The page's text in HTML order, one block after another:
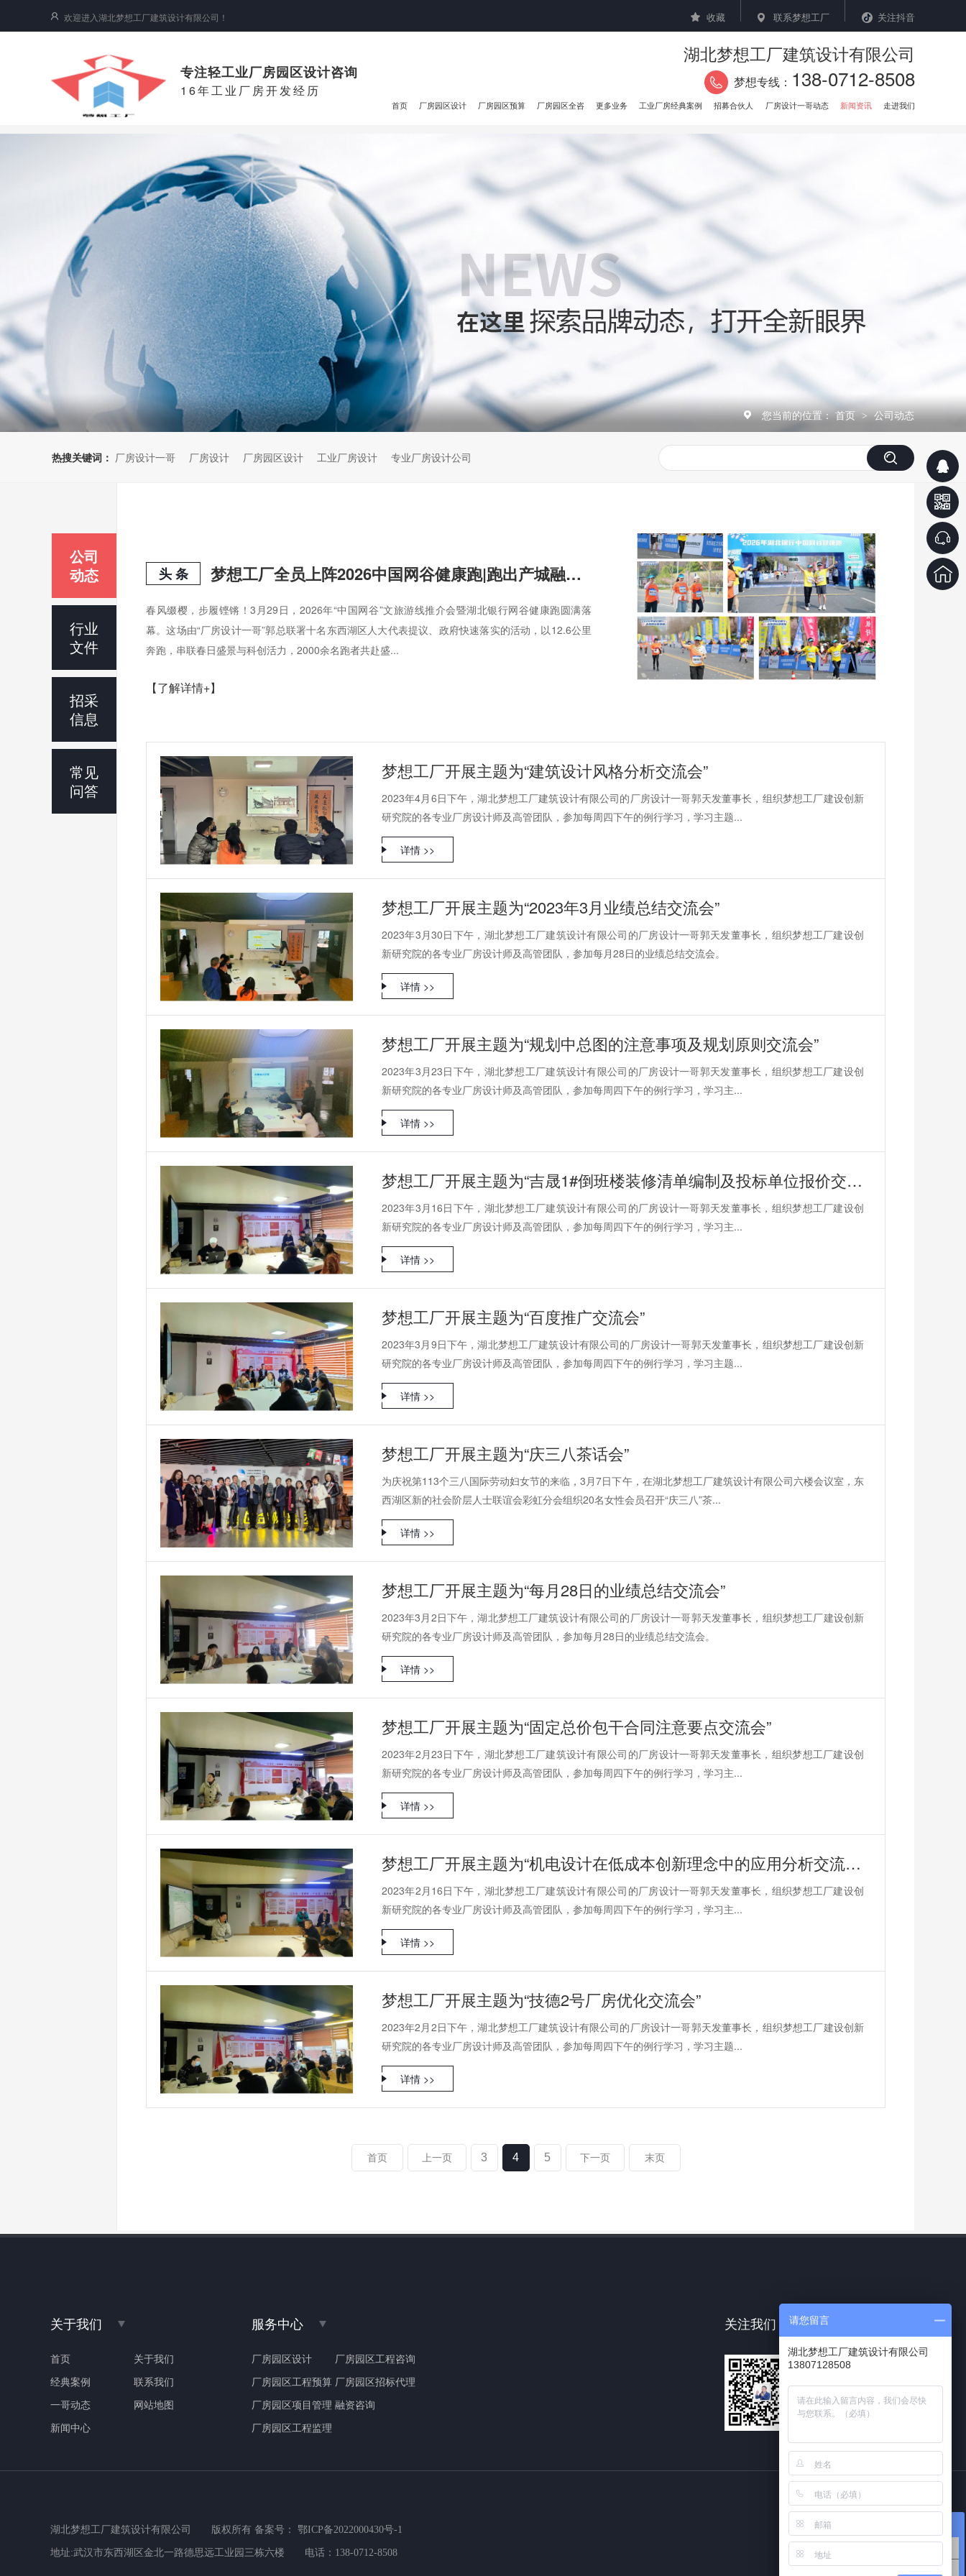
收藏 联系梦想工厂 关注抖音
欢迎进入湖北梦想工厂建筑设计有限公司！
专注轻工业厂房园区设计咨询
16年工业厂房开发经历
湖北梦想工厂建筑设计有限公司
梦想专线： 138-0712-8508
首页 厂房园区设计 厂房园区预算 厂房园区全咨 更多业务 工业厂房经典案例 招募合伙人 厂房设计一哥动态 新闻资讯 走进我们
您当前的位置： 首页 > 公司动态
热搜关键词： 厂房设计一哥 厂房设计 厂房园区设计 工业厂房设计 专业厂房设计公司
头 条 梦想工厂全员上阵2026中国网谷健康跑|跑出产城融合新活力
春风缀樱，步履铿锵！3月29日，2026年“中国网谷”文旅游线推介会暨湖北银行网谷健康跑圆满落
幕。这场由“厂房设计一哥”郭总联署十名东西湖区人大代表提议、政府快速落实的活动，以12.6公里
奔跑，串联春日盛景与科创活力，2000余名跑者共赴盛...
【了解详情+】
梦想工厂开展主题为“建筑设计风格分析交流会”
2023年4月6日下午，湖北梦想工厂建筑设计有限公司的厂房设计一哥郭天发董事长，组织梦想工厂建设创新
研究院的各专业厂房设计师及高管团队，参加每周四下午的例行学习，学习主题...
详情 >>
梦想工厂开展主题为“2023年3月业绩总结交流会”
2023年3月30日下午，湖北梦想工厂建筑设计有限公司的厂房设计一哥郭天发董事长，组织梦想工厂建设创
新研究院的各专业厂房设计师及高管团队，参加每月28日的业绩总结交流会。
详情 >>
梦想工厂开展主题为“规划中总图的注意事项及规划原则交流会”
2023年3月23日下午，湖北梦想工厂建筑设计有限公司的厂房设计一哥郭天发董事长，组织梦想工厂建设创
新研究院的各专业厂房设计师及高管团队，参加每周四下午的例行学习，学习主...
详情 >>
梦想工厂开展主题为“吉晟1#倒班楼装修清单编制及投标单位报价交流会”
2023年3月16日下午，湖北梦想工厂建筑设计有限公司的厂房设计一哥郭天发董事长，组织梦想工厂建设创
新研究院的各专业厂房设计师及高管团队，参加每周四下午的例行学习，学习主...
详情 >>
梦想工厂开展主题为“百度推广交流会”
2023年3月9日下午，湖北梦想工厂建筑设计有限公司的厂房设计一哥郭天发董事长，组织梦想工厂建设创新
研究院的各专业厂房设计师及高管团队，参加每周四下午的例行学习，学习主题...
详情 >>
梦想工厂开展主题为“庆三八茶话会”
为庆祝第113个三八国际劳动妇女节的来临，3月7日下午，在湖北梦想工厂建筑设计有限公司六楼会议室，东
西湖区新的社会阶层人士联谊会彩虹分会组织20名女性会员召开“庆三八”茶...
详情 >>
梦想工厂开展主题为“每月28日的业绩总结交流会”
2023年3月2日下午，湖北梦想工厂建筑设计有限公司的厂房设计一哥郭天发董事长，组织梦想工厂建设创新
研究院的各专业厂房设计师及高管团队，参加每月28日的业绩总结交流会。
详情 >>
梦想工厂开展主题为“固定总价包干合同注意要点交流会”
2023年2月23日下午，湖北梦想工厂建筑设计有限公司的厂房设计一哥郭天发董事长，组织梦想工厂建设创
新研究院的各专业厂房设计师及高管团队，参加每周四下午的例行学习，学习主...
详情 >>
梦想工厂开展主题为“机电设计在低成本创新理念中的应用分析交流会”
2023年2月16日下午，湖北梦想工厂建筑设计有限公司的厂房设计一哥郭天发董事长，组织梦想工厂建设创
新研究院的各专业厂房设计师及高管团队，参加每周四下午的例行学习，学习主...
详情 >>
梦想工厂开展主题为“技德2号厂房优化交流会”
2023年2月2日下午，湖北梦想工厂建筑设计有限公司的厂房设计一哥郭天发董事长，组织梦想工厂建设创新
研究院的各专业厂房设计师及高管团队，参加每周四下午的例行学习，学习主题...
详情 >>
首页 上一页 3 4 5 下一页 末页
公司
动态
行业
文件
招采
信息
常见
问答
关于我们
首页 关于我们
经典案例 联系我们
一哥动态 网站地图
新闻中心
服务中心
厂房园区设计 厂房园区工程咨询
厂房园区工程预算 厂房园区招标代理
厂房园区项目管理 融资咨询
厂房园区工程监理
关注我们
湖北梦想工厂建筑设计有限公司 版权所有 备案号： 鄂ICP备2022000430号-1
地址:武汉市东西湖区金北一路德思远工业园三栋六楼 电话：138-0712-8508
请您留言
湖北梦想工厂建筑设计有限公司
13807128508